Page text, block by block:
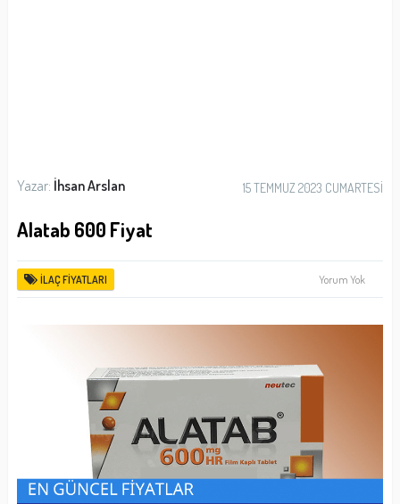
Yazar: İhsan Arslan 15 TEMMUZ 2023 CUMARTESI
Alatab 600 Fiyat
İLAÇ FIYATLARI Yorum Yok